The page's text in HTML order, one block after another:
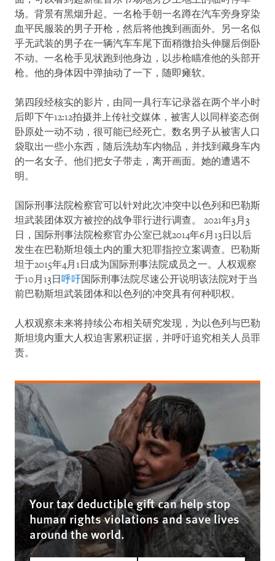
场。背景有黑烟升起。一名枪手朝一名蹲在汽车旁身穿染
血平民服装的男子开枪，然后将他拽到画面外。另一名似
乎无武装的男子在一辆汽车车尾下面稍微抬头伸腿后倒卧
不动。一名枪手见状跑到他身边，以步枪瞄准他的头部开
枪。他的身体因中弹抽动了一下，随即瘫软。
第四段经核实的影片，由同一具行车记录器在两个半小时
后即下午12:12拍摄并上传社交媒体，被害人以同样姿态倒
卧原处一动不动，很可能已经死亡。数名男子从被害人口
袋取出一些小东西，随后洗劫车内物品，并找到藏身车内
的一名女子。他们把女子带走，离开画面。她的遭遇不
明。
国际刑事法院检察官可以针对此次冲突中以色列和巴勒斯
坦武装团体双方被控的战争罪行进行调查。 2021年3月3
日，国际刑事法院检察官办公室已就2014年6月13日以后
发生在巴勒斯坦领土内的重大犯罪指控立案调查。巴勒斯
坦于2015年4月1日成为国际刑事法院成员之一。人权观察
于10月13日 呼吁国际刑事法院尽速公开说明该法院对于当
前巴勒斯坦武装团体和以色列的冲突具有何种职权。
人权观察未来将持续公布相关研究发现，为以色列与巴勒
斯坦境内重大人权迫害累积证据，并呼吁追究相关人员罪
责。
Your tax deductible gift can help stop
human rights violations and save lives
around the world.